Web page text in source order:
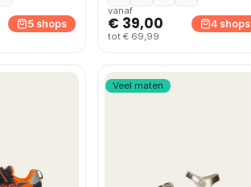
5 shops
vanaf
€ 39,00
tot € 69,99
4 shops
Veel maten